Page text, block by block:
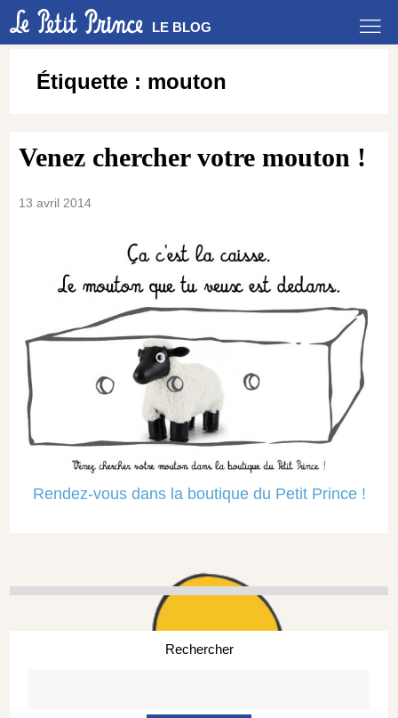
LE BLOG
Étiquette : mouton
Venez chercher votre mouton !
13 avril 2014
Rendez-vous dans la boutique du Petit Prince !
Rechercher